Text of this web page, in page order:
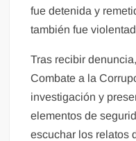
fue detenida y
también fue
Tras recibir
Combate a la
investigación y
elementos de
escuchar los relatos